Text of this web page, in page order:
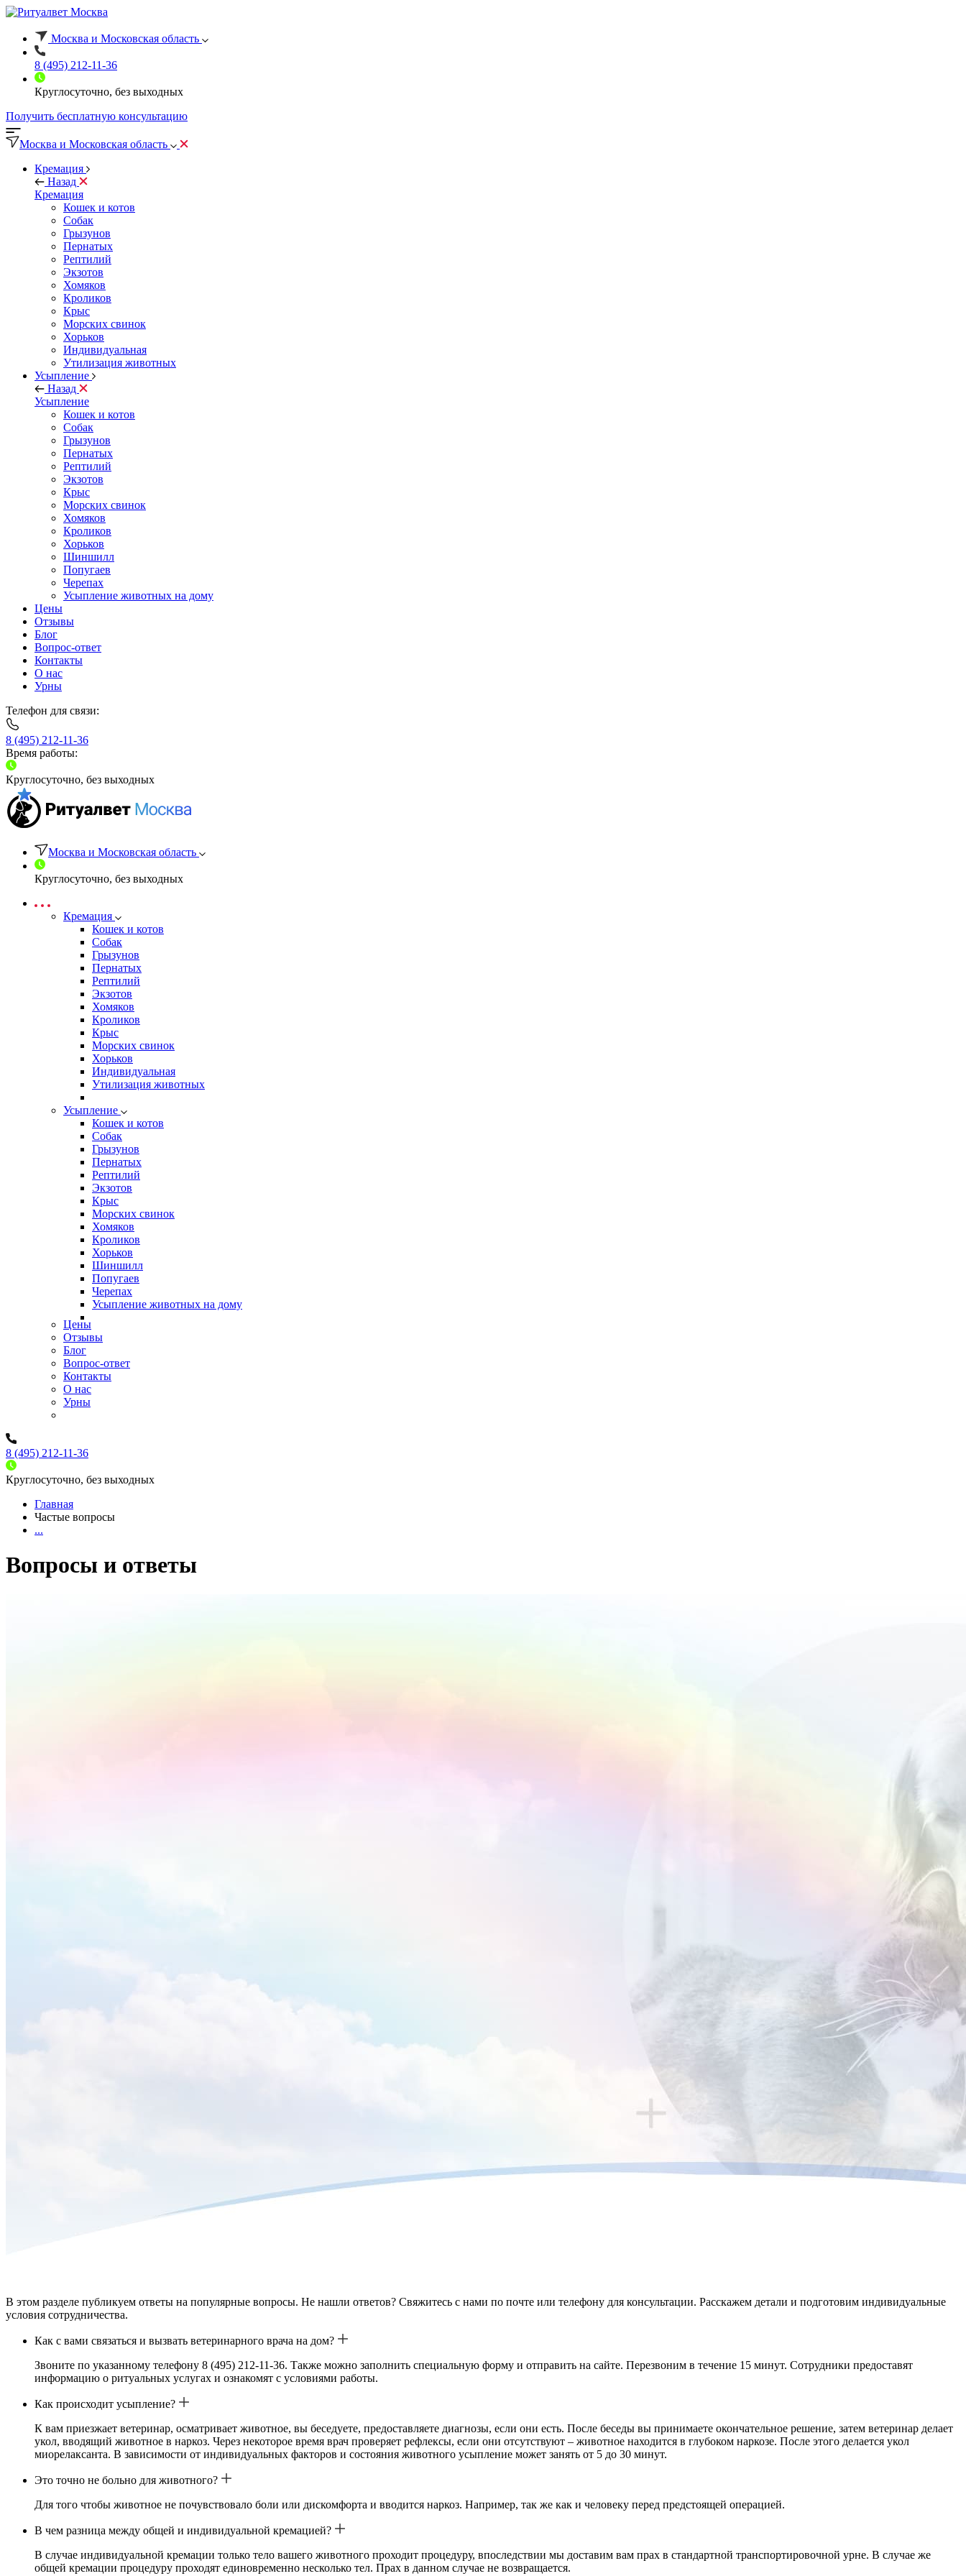
Москва и Московская область
8 (495) 212-11-36
Круглосуточно, без выходных
Получить бесплатную консультацию
Москва и Московская область
Кремация
Назад
Кремация
Кошек и котов
Собак
Грызунов
Пернатых
Рептилий
Экзотов
Хомяков
Кроликов
Крыс
Морских свинок
Хорьков
Индивидуальная
Утилизация животных
Усыпление
Назад
Усыпление
Кошек и котов
Собак
Грызунов
Пернатых
Рептилий
Экзотов
Крыс
Морских свинок
Хомяков
Кроликов
Хорьков
Шиншилл
Попугаев
Черепах
Усыпление животных на дому
Цены
Отзывы
Блог
Вопрос-ответ
Контакты
О нас
Урны
Телефон для связи:
8 (495) 212-11-36
Время работы:
Круглосуточно, без выходных
Москва и Московская область
Круглосуточно, без выходных
Кремация
Кошек и котов
Собак
Грызунов
Пернатых
Рептилий
Экзотов
Хомяков
Кроликов
Крыс
Морских свинок
Хорьков
Индивидуальная
Утилизация животных
Усыпление
Кошек и котов
Собак
Грызунов
Пернатых
Рептилий
Экзотов
Крыс
Морских свинок
Хомяков
Кроликов
Хорьков
Шиншилл
Попугаев
Черепах
Усыпление животных на дому
Цены
Отзывы
Блог
Вопрос-ответ
Контакты
О нас
Урны
8 (495) 212-11-36
Круглосуточно, без выходных
Главная
Частые вопросы
...
Вопросы и ответы
В этом разделе публикуем ответы на популярные вопросы. Не нашли ответов? Свяжитесь с нами по почте или телефону для консультации. Расскажем детали и подготовим индивидуальные
условия сотрудничества.
Как с вами связаться и вызвать ветеринарного врача на дом?
Звоните по указанному телефону 8 (495) 212-11-36. Также можно заполнить специальную форму и отправить на сайте. Перезвоним в течение 15 минут. Сотрудники предоставят
информацию о ритуальных услугах и ознакомят с условиями работы.
Как происходит усыпление?
К вам приезжает ветеринар, осматривает животное, вы беседуете, предоставляете диагнозы, если они есть. После беседы вы принимаете окончательное решение, затем ветеринар делает
укол, вводящий животное в наркоз. Через некоторое время врач проверяет рефлексы, если они отсутствуют – животное находится в глубоком наркозе. После этого делается укол
миорелаксанта. В зависимости от индивидуальных факторов и состояния животного усыпление может занять от 5 до 30 минут.
Это точно не больно для животного?
Для того чтобы животное не почувствовало боли или дискомфорта и вводится наркоз. Например, так же как и человеку перед предстоящей операцией.
В чем разница между общей и индивидуальной кремацией?
В случае индивидуальной кремации только тело вашего животного проходит процедуру, впоследствии мы доставим вам прах в стандартной транспортировочной урне. В случае же
общей кремации процедуру проходят единовременно несколько тел. Прах в данном случае не возвращается.